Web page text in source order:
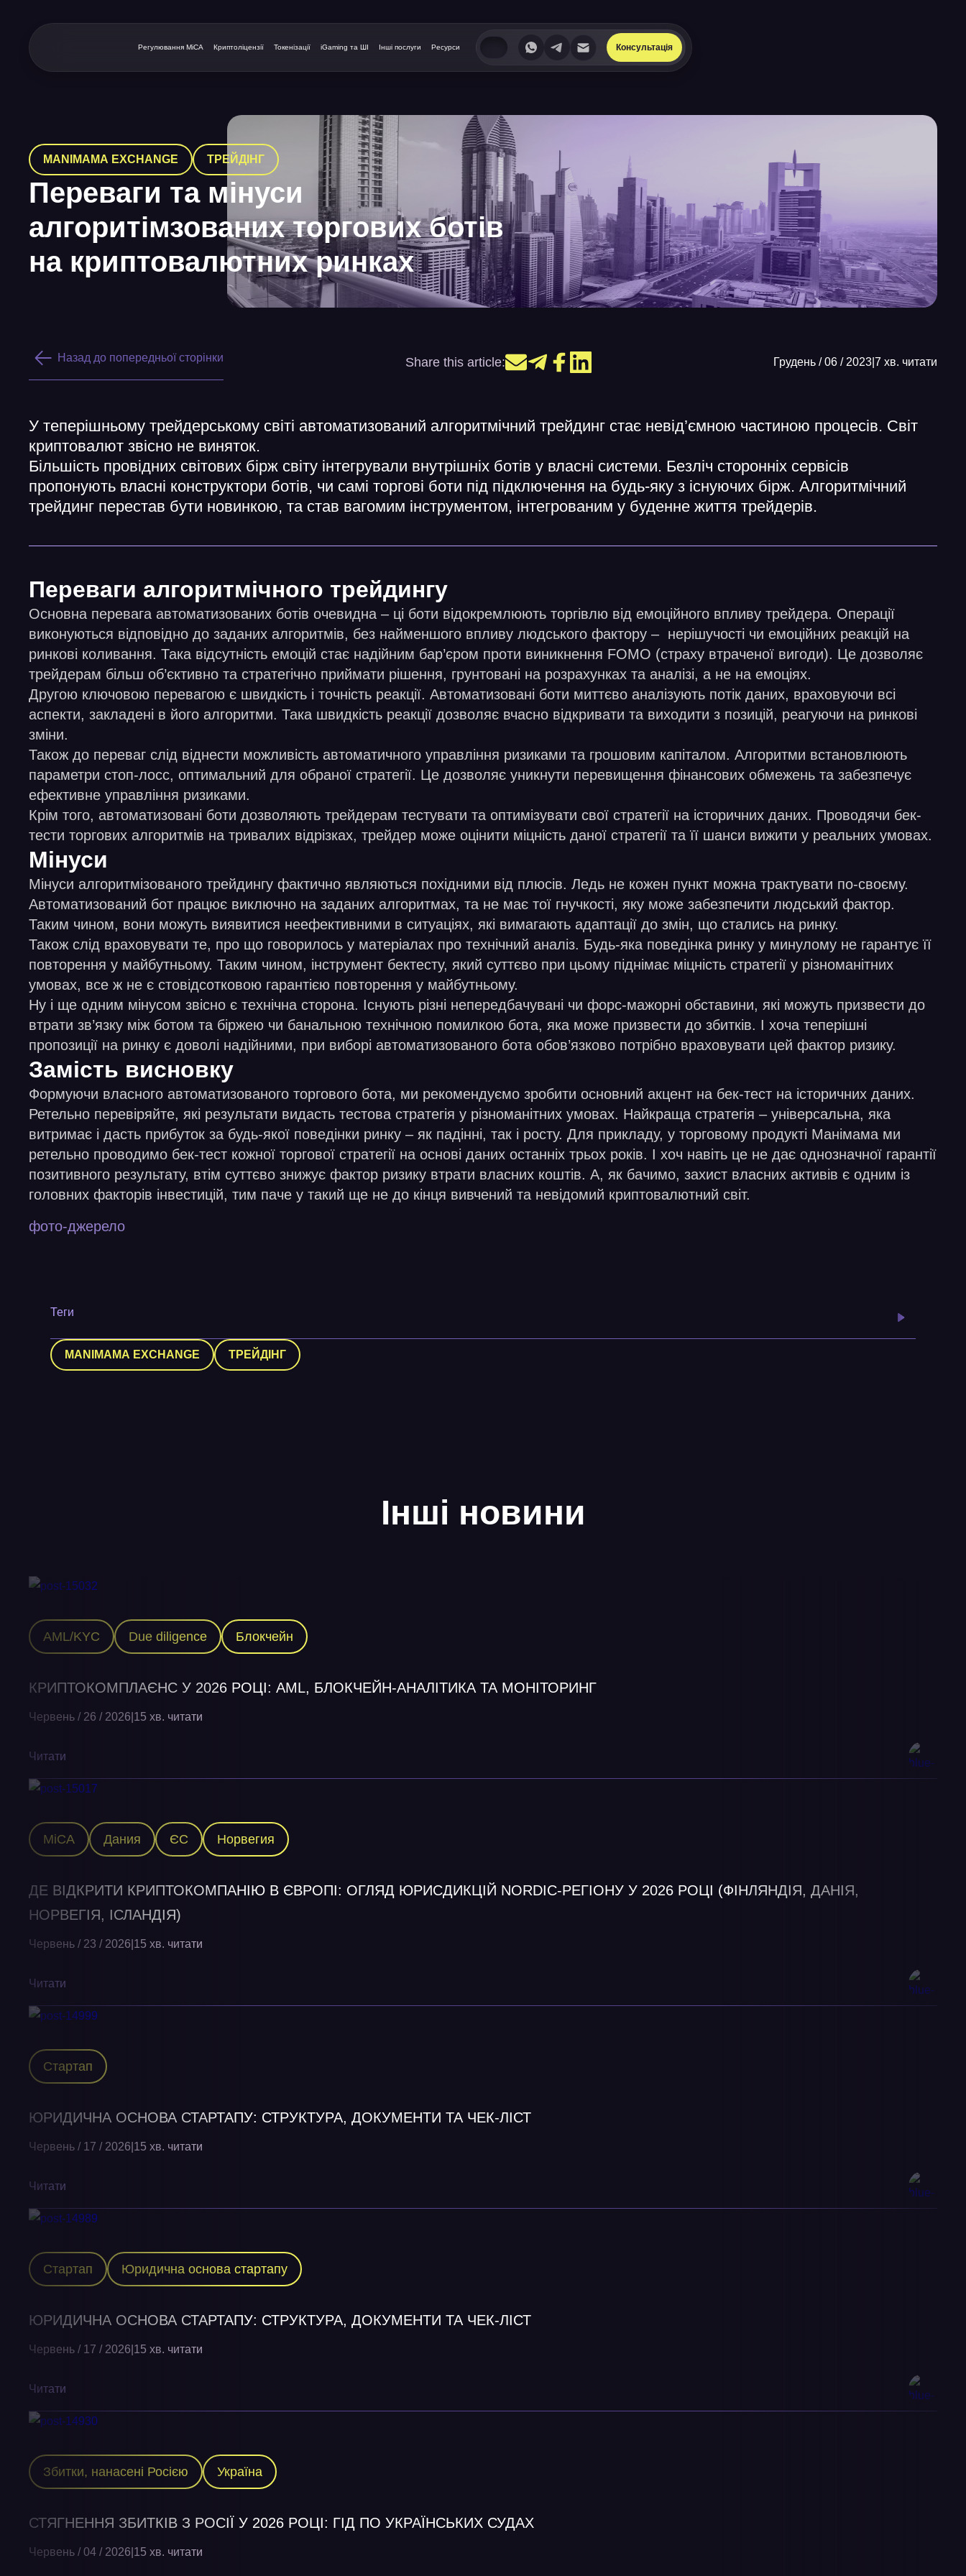
Регулювання MiCA Криптоліцензії Токенізації iGaming та ШІ Інші послуги Ресурси Консультація
MANIMAMA EXCHANGE ТРЕЙДІНГ
Переваги та мінуси
алгоритімзованих торгових ботів
на криптовалютних ринках
Назад до попередньої сторінки Share this article: Грудень / 06 / 2023 7 хв. читати
У теперішньому трейдерському світі автоматизований алгоритмічний трейдинг стає невід’ємною частиною процесів. Світ
криптовалют звісно не виняток.
Більшість провідних світових бірж світу інтегрували внутрішніх ботів у власні системи. Безліч сторонніх сервісів
пропонують власні конструктори ботів, чи самі торгові боти під підключення на будь-яку з існуючих бірж. Алгоритмічний
трейдинг перестав бути новинкою, та став вагомим інструментом, інтегрованим у буденне життя трейдерів.
Переваги алгоритмічного трейдингу
Основна перевага автоматизованих ботів очевидна – ці боти відокремлюють торгівлю від емоційного впливу трейдера. Операції
виконуються відповідно до заданих алгоритмів, без найменшого впливу людського фактору – нерішучості чи емоційних реакцій на
ринкові коливання. Така відсутність емоцій стає надійним бар’єром проти виникнення FOMO (страху втраченої вигоди). Це дозволяє
трейдерам більш об’єктивно та стратегічно приймати рішення, грунтовані на розрахунках та аналізі, а не на емоціях.
Другою ключовою перевагою є швидкість і точність реакції. Автоматизовані боти миттєво аналізують потік даних, враховуючи всі
аспекти, закладені в його алгоритми. Така швидкість реакції дозволяє вчасно відкривати та виходити з позицій, реагуючи на ринкові
зміни.
Також до переваг слід віднести можливість автоматичного управління ризиками та грошовим капіталом. Алгоритми встановлюють
параметри стоп-лосс, оптимальний для обраної стратегії. Це дозволяє уникнути перевищення фінансових обмежень та забезпечує
ефективне управління ризиками.
Крім того, автоматизовані боти дозволяють трейдерам тестувати та оптимізувати свої стратегії на історичних даних. Проводячи бек-
тести торгових алгоритмів на тривалих відрізках, трейдер може оцінити міцність даної стратегії та її шанси вижити у реальних умовах.
Мінуси
Мінуси алгоритмізованого трейдингу фактично являються похідними від плюсів. Ледь не кожен пункт можна трактувати по-своєму.
Автоматизований бот працює виключно на заданих алгоритмах, та не має тої гнучкості, яку може забезпечити людський фактор.
Таким чином, вони можуть виявитися неефективними в ситуаціях, які вимагають адаптації до змін, що стались на ринку.
Також слід враховувати те, про що говорилось у матеріалах про технічний аналіз. Будь-яка поведінка ринку у минулому не гарантує її
повторення у майбутньому. Таким чином, інструмент бектесту, який суттєво при цьому піднімає міцність стратегії у різноманітних
умовах, все ж не є стовідсотковою гарантією повторення у майбутньому.
Ну і ще одним мінусом звісно є технічна сторона. Існують різні непередбачувані чи форс-мажорні обставини, які можуть призвести до
втрати зв’язку між ботом та біржею чи банальною технічною помилкою бота, яка може призвести до збитків. І хоча теперішні
пропозиції на ринку є доволі надійними, при виборі автоматизованого бота обов’язково потрібно враховувати цей фактор ризику.
Замість висновку
Формуючи власного автоматизованого торгового бота, ми рекомендуємо зробити основний акцент на бек-тест на історичних даних.
Ретельно перевіряйте, які результати видасть тестова стратегія у різноманітних умовах. Найкраща стратегія – універсальна, яка
витримає і дасть прибуток за будь-якої поведінки ринку – як падінні, так і росту. Для прикладу, у торговому продукті Манімама ми
ретельно проводимо бек-тест кожної торгової стратегії на основі даних останніх трьох років. І хоч навіть це не дає однозначної гарантії
позитивного результату, втім суттєво знижує фактор ризику втрати власних коштів. А, як бачимо, захист власних активів є одним із
головних факторів інвестицій, тим паче у такий ще не до кінця вивчений та невідомий криптовалютний світ.
фото-джерело
Теги
MANIMAMA EXCHANGE ТРЕЙДІНГ
Інші новини
AML/KYC Due diligence Блокчейн
КРИПТОКОМПЛАЄНС У 2026 РОЦІ: AML, БЛОКЧЕЙН-АНАЛІТИКА ТА МОНІТОРИНГ
Червень / 26 / 2026 15 хв. читати
Читати
MiCA Дания ЄС Норвегия
ДЕ ВІДКРИТИ КРИПТОКОМПАНІЮ В ЄВРОПІ: ОГЛЯД ЮРИСДИКЦІЙ NORDIC-РЕГІОНУ У 2026 РОЦІ (ФІНЛЯНДІЯ, ДАНІЯ,
НОРВЕГІЯ, ІСЛАНДІЯ)
Червень / 23 / 2026 15 хв. читати
Читати
Стартап
ЮРИДИЧНА ОСНОВА СТАРТАПУ: СТРУКТУРА, ДОКУМЕНТИ ТА ЧЕК-ЛІСТ
Червень / 17 / 2026 15 хв. читати
Читати
Стартап Юридична основа стартапу
ЮРИДИЧНА ОСНОВА СТАРТАПУ: СТРУКТУРА, ДОКУМЕНТИ ТА ЧЕК-ЛІСТ
Червень / 17 / 2026 15 хв. читати
Читати
Збитки, нанасені Росією Україна
СТЯГНЕННЯ ЗБИТКІВ З РОСІЇ У 2026 РОЦІ: ГІД ПО УКРАЇНСЬКИХ СУДАХ
Червень / 04 / 2026 15 хв. читати